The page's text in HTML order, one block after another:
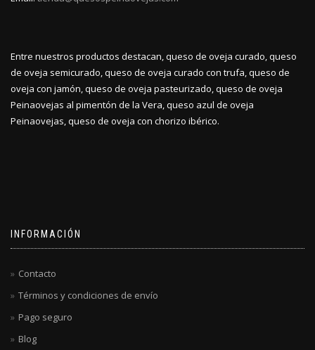
Entre nuestros productos destacan, queso de oveja curado, queso
de oveja semicurado, queso de oveja curado con trufa, queso de
oveja con jamón, queso de oveja pasteurizado, queso de oveja
Peinaovejas al pimentón de la Vera, queso azul de oveja
Peinaovejas, queso de oveja con chorizo ibérico.
INFORMACIÓN
Contacto
Términos y condiciones de envío
Pago seguro
Blog